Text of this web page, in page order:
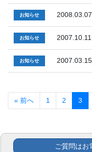
お知らせ 2008.03.07
お知らせ 2007.10.11
お知らせ 2007.03.15
« 前へ 1 2 3
ご質問はお